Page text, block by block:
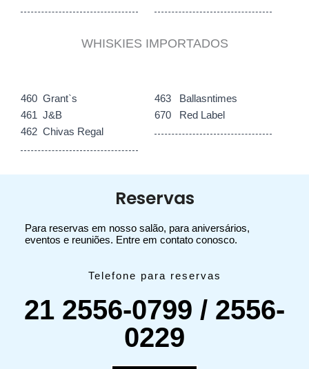
WHISKIES IMPORTADOS
460 Grant`s
461 J&B
462 Chivas Regal
463 Ballasntimes
670 Red Label
Reservas
Para reservas em nosso salão, para aniversários,
eventos e reuniões. Entre em contato conosco.
Telefone para reservas
21 2556-0799 / 2556-
0229